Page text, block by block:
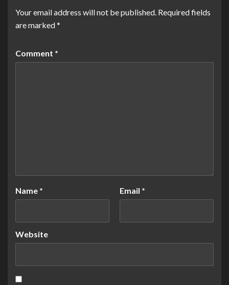
Your email address will not be published. Required fields
are marked*
Comment *
Name * Email *
Website